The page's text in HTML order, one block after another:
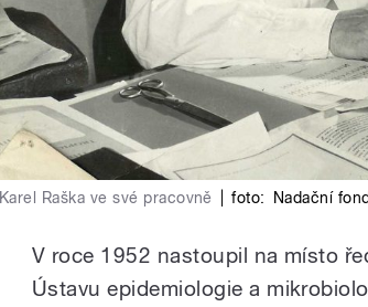
Karel Raška ve své pracovně foto: Nadační
V roce 1952 nastoupil na místo
Ústavu epidemiologie a